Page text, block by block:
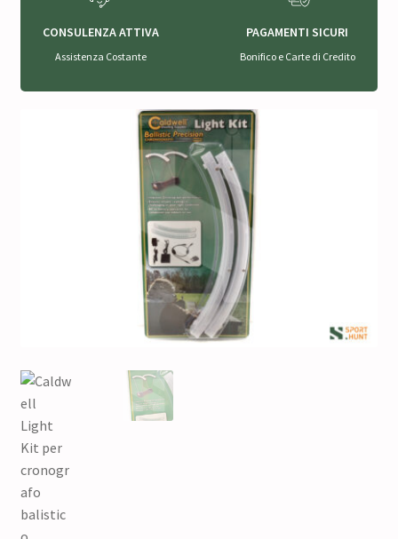
CONSULENZA ATTIVA
Assistenza Costante
PAGAMENTI SICURI
Bonifico e Carte di Credito